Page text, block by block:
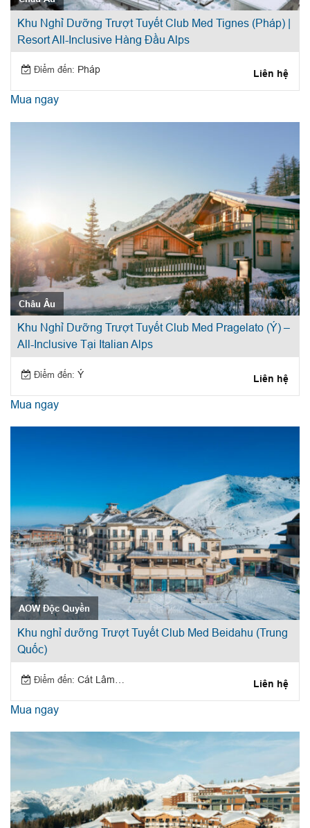
Khu Nghỉ Dưỡng Trượt Tuyết Club Med Tignes (Pháp) |
Resort All-Inclusive Hàng Đầu Alps
Điểm đến: Pháp Liên hệ
Mua ngay
Châu Âu
Khu Nghỉ Dưỡng Trượt Tuyết Club Med Pragelato (Ý) –
All-Inclusive Tại Italian Alps
Điểm đến: Ý Liên hệ
Mua ngay
AOW Độc Quyền
Khu nghỉ dưỡng Trượt Tuyết Club Med Beidahu (Trung
Quốc)
Điểm đến: Cát Lâm (Trung Quốc) Liên hệ
Mua ngay